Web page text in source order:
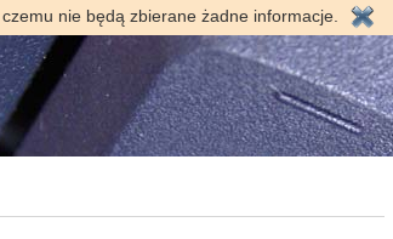
nie będą zbierane żadne informacje.